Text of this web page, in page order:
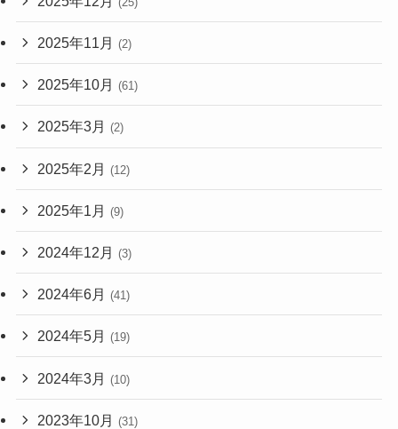
2025年11月 (2)
2025年10月 (61)
2025年3月 (2)
2025年2月 (12)
2025年1月 (9)
2024年12月 (3)
2024年6月 (41)
2024年5月 (19)
2024年3月 (10)
2023年10月 (31)